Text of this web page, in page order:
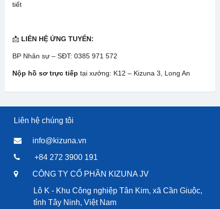
tiết
📩 LIÊN HỆ ỨNG TUYỂN:
BP Nhân sự – SĐT: 0385 971 572
Nộp hồ sơ trực tiếp tại xưởng: K12 – Kizuna 3, Long An
Liên hệ chúng tôi
info@kizuna.vn
+84 272 3900 191
CÔNG TY CỔ PHẦN KIZUNA JV
Lô K - Khu Công nghiệp Tân Kim, xã Cần Giuộc,
tỉnh Tây Ninh, Việt Nam